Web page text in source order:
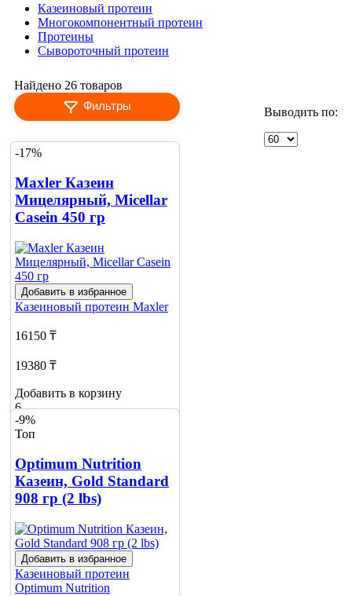
Казеиновый протеин
Многокомпонентный протеин
Протеины
Сывороточный протеин
Найдено 26 товаров
Фильтры
Выводить по:
-17%
Maxler Казеин
Мицелярный, Micellar
Casein 450 гр
Добавить в избранное
Казеиновый протеин Maxler
16150 ₸
19380 ₸
Добавить в корзину
6
-9%
Топ
Optimum Nutrition
Казеин, Gold Standard
908 гр (2 lbs)
Добавить в избранное
Казеиновый протеин
Optimum Nutrition